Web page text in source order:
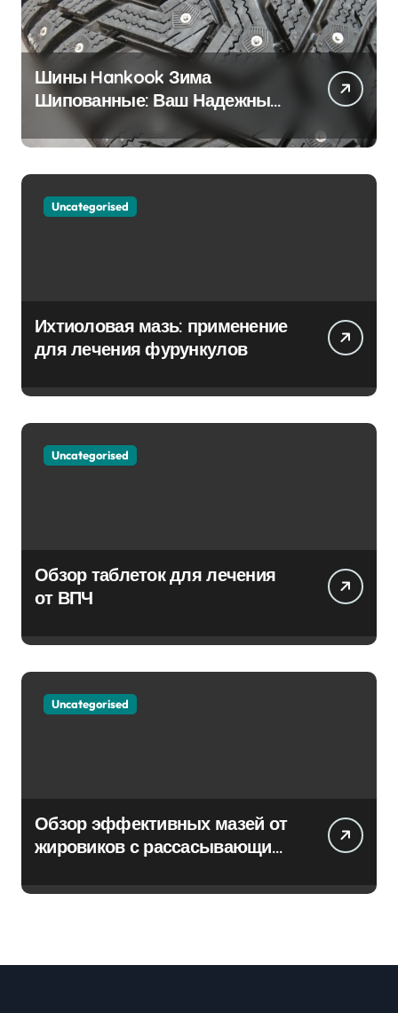
Шины Hankook Зима
Шипованные: Ваш Надежный
Партнёр на Снежных Дорогах
Uncategorised
Ихтиоловая мазь: применение
для лечения фурункулов
Uncategorised
Обзор таблеток для лечения
от ВПЧ
Uncategorised
Обзор эффективных мазей от
жировиков с рассасывающим